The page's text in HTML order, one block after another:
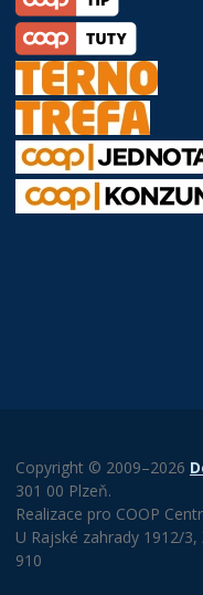
Copyright © 2009–2026
301 00 Plzeň.
Realizace pro COOP
U Rajské zahrady 1912/
910